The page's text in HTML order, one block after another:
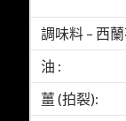
調味料 – 西
油 :
薑 (拍裂):